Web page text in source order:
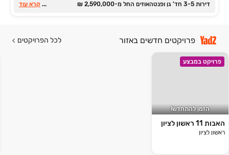
דירות ‏3-5 חד' גן ופנטהאוזים החל מ‏-2,590,000 ‏₪ ... קרא עוד
פרויקטים חדשים באזור לכל הפרויקטים
פרויקט במבצע
הזמן להתחדש!
האבות 11 ראשון לציון
ראשון לציון